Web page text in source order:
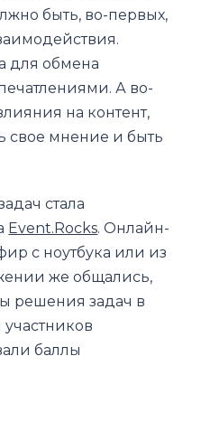
быть, во-первых,
для обмена
А во-
на контент,
свое мнение и быть
стала
Event.Rocks. Онлайн-
с ноутбука или из
же общались,
решения задач в
баллы